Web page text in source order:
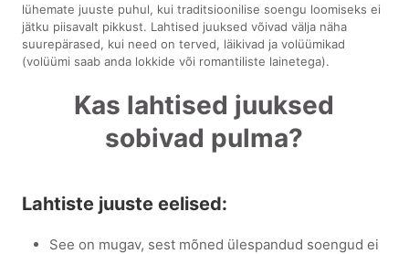
lühemate juuste puhul, kui traditsioonilise soengu loomiseks ei
jätku piisavalt pikkust. Lahtised juuksed võivad välja näha
suurepärased, kui need on terved, läikivad ja volüümikad
(volüümi saab anda lokkide või romantiliste lainetega).
Kas lahtised juuksed
sobivad pulma?
Lahtiste juuste eelised:
See on mugav, sest mõned ülespandud soengud ei